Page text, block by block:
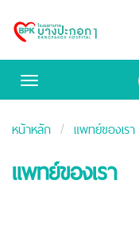
Bangpakok
Toggle
หน้าหลัก แพทย์ของเรา
แพทย์ของเรา